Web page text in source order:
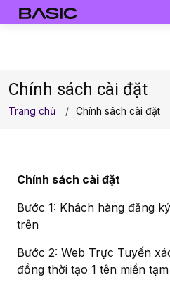
Chính sách cài đặt
Trang chủ Chính sách cài đặt
Chính sách cài đặt
Bước 1: Khách hàng đăng
trên
Bước 2: Web Trực Tuyến
đồng thời tạo 1 tên miền